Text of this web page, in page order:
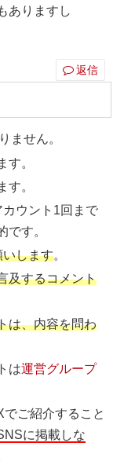
ありますし
返信
ません。
す。
す。
ウント1回まで
です。
いします。
及するコメント
は、内容を問わ
は運営グループ
ご紹介すること
に掲載しな